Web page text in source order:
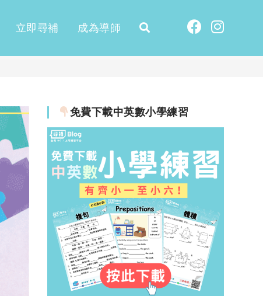
立即尋補 成為導師
免費下載中英數小學練習